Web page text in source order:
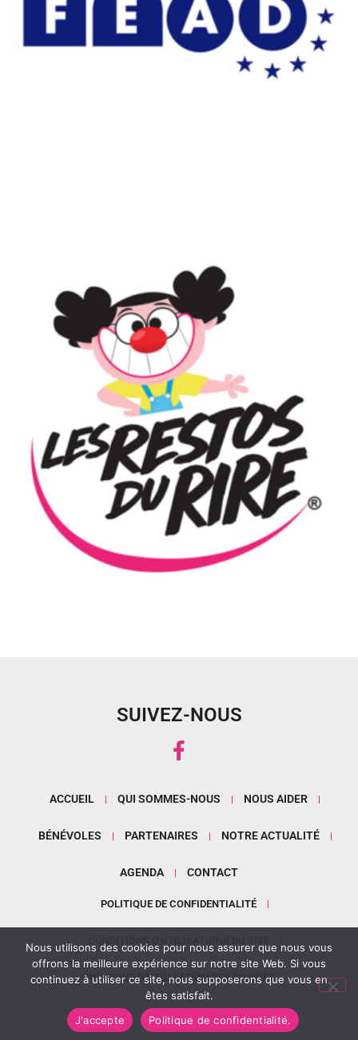
SUIVEZ-NOUS
ACCUEIL QUI SOMMES-NOUS NOUS AIDER
BÉNÉVOLES PARTENAIRES NOTRE ACTUALITÉ
AGENDA CONTACT
POLITIQUE DE CONFIDENTIALITÉ
POLITIQUE D’UTILISATION DES COOKIES
Nous utilisons des cookies pour nous assurer que nous vous
offrons la meilleure expérience sur notre site Web. Si vous
continuez à utiliser ce site, nous supposerons que vous en
êtes satisfait.
J'accepte
Politique de confidentialité.